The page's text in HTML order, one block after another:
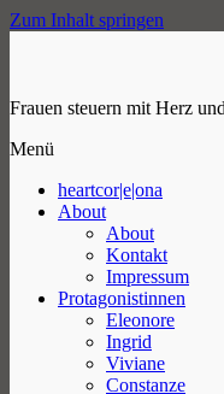
Zum Inhalt springen
Frauen steuern mit Herz
Menü
heartcor|e|ona
About
About
Kontakt
Impressum
Protagonistinnen
Eleonore
Ingrid
Viviane
Constanze